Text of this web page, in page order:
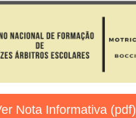
Nota Informativa (pdf)